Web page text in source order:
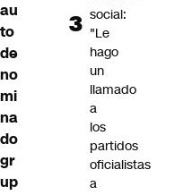
au
to
de
no
mi
na
do
gr
up
social:
"Le
hago
un
llamado
a
los
partidos
oficialistas
a